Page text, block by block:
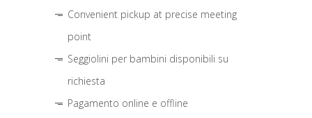
Convenient pickup at precise meeting
point
Seggiolini per bambini disponibili su
richiesta
Pagamento online e offline